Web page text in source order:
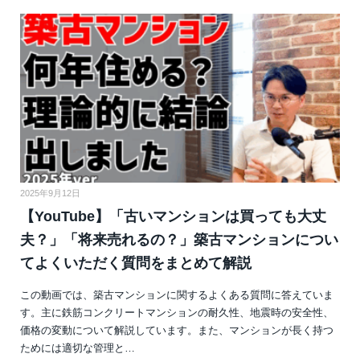
2025年9月12日
【YouTube】「古いマンションは買っても大丈
夫？」「将来売れるの？」築古マンションについ
てよくいただく質問をまとめて解説
この動画では、築古マンションに関するよくある質問に答えていま
す。主に鉄筋コンクリートマンションの耐久性、地震時の安全性、
価格の変動について解説しています。また、マンションが長く持つ
ためには適切な管理と…